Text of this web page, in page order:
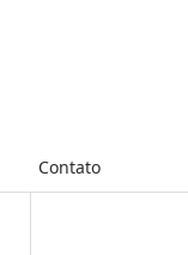
Contato